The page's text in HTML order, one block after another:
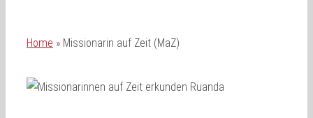
Home » Missionarin auf Zeit (MaZ)